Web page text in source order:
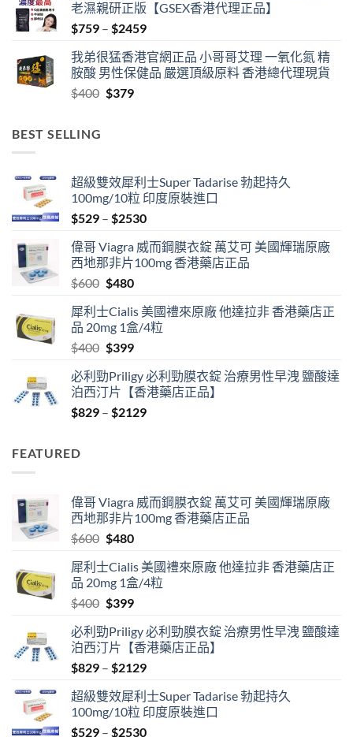
老濕親研正版【GSEX香港代理正品】
$759 – $2459Price
$759
through
我弟很猛香港官網正品 小哥哥艾理 一氧化氮 精
胺酸 男性保健品 嚴選頂級原料 香港總代理現貨
$400 Original
$379Current
BEST SELLING
超級雙效犀利士Super Tadarise 勃起持久
100mg/10粒 印度原裝進口
$529 – $2530Price
$529
through
偉哥 Viagra 威而鋼膜衣錠 萬艾可 美國輝瑞原廠
西地那非片100mg 香港藥店正品
$600 Original
was:
$600.
$480Current
is:
$480.
犀利士Cialis 美國禮來原廠 他達拉非 香港藥店正
品 20mg 1盒/4粒
$400 Original
was:
$400.
$399Current
is:
$399.
必利勁Priligy 必利勁膜衣錠 治療男性早洩 鹽酸達
泊西汀片【香港藥店正品】
$829 – $2129Price
FEATURED
偉哥 Viagra 威而鋼膜衣錠 萬艾可 美國輝瑞原廠
西地那非片100mg 香港藥店正品
$600 Original
was:
$600.
$480Current
is:
$480.
犀利士Cialis 美國禮來原廠 他達拉非 香港藥店正
品 20mg 1盒/4粒
$400 Original
was:
$400.
$399Current
is:
$399.
必利勁Priligy 必利勁膜衣錠 治療男性早洩 鹽酸達
泊西汀片【香港藥店正品】
$829 – $2129Price
$829
through
$2129
超級雙效犀利士Super Tadarise 勃起持久
100mg/10粒 印度原裝進口
$529 – $2530Price